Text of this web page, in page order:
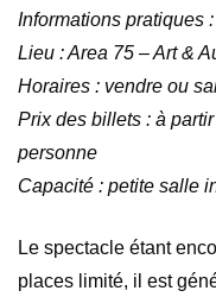
Informations pratiques :
Lieu : Area 75 – Art &
Horaires : vendre ou
Prix des billets : à
personne
Capacité : petite salle
Le spectacle étant
places limité, il est